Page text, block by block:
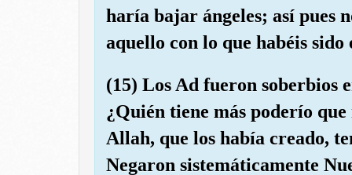
haría bajar ángeles; así pues
aquello con lo que habéis sido
(15) Los Ad fueron
¿Quién tiene más poderío
Allah, que los había creado,
Negaron sistemáticamente